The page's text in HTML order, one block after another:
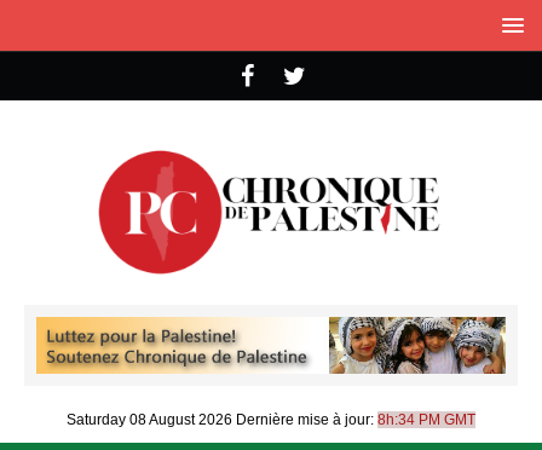
Saturday 08 August 2026 Dernière mise à jour: 8h:34 PM GMT